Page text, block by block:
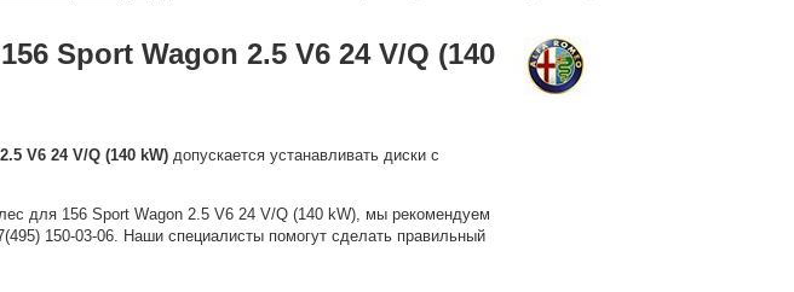
V6 24 V/Q (140 kW) допускается устанавливать диски с
для 156 Sport Wagon 2.5 V6 24 V/Q (140 kW), мы рекомендуем
150-03-06. Наши специалисты помогут сделать правильный